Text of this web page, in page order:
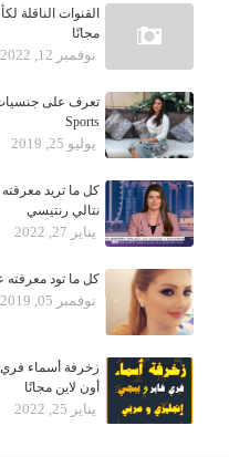
مجانًا
نوفمبر 12, 2022
Sports
يوليو 25, 2019
كل ما تريد
نتالي رنتيسي
يناير 27, 2022
كل ما تود معرفته
نوفمبر 05, 2019
أون لاين مجانًا
يناير 25, 2022